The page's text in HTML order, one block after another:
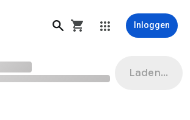
Inloggen
Laden...